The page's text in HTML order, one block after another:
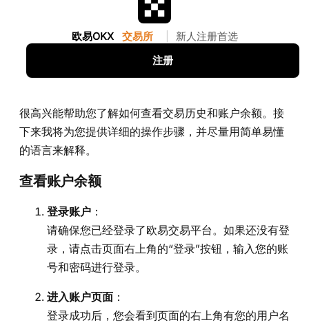
欧易OKX 交易所 新人注册首选
注册
很高兴能帮助您了解如何查看交易历史和账户余额。接
下来我将为您提供详细的操作步骤，并尽量用简单易懂
的语言来解释。
查看账户余额
登录账户 ：
请确保您已经登录了欧易交易平台。如果还没有登
录，请点击页面右上角的“登录”按钮，输入您的账
号和密码进行登录。
进入账户页面 ：
登录成功后，您会看到页面的右上角有您的用户名